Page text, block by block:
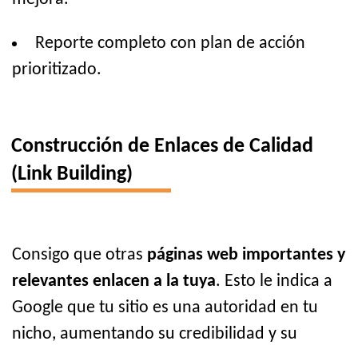
Reporte completo con plan de acción
prioritizado.
Construcción de Enlaces de Calidad
(Link Building)
Consigo que otras páginas web importantes y
relevantes enlacen a la tuya. Esto le indica a
Google que tu sitio es una autoridad en tu
nicho, aumentando su credibilidad y su